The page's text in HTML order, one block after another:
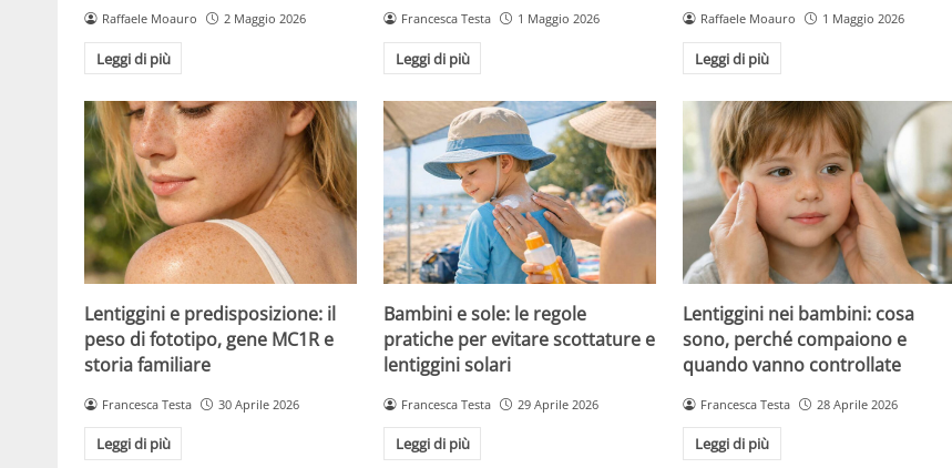
Raffaele Moauro 2 Maggio 2026
Leggi di più
Francesca Testa 1 Maggio 2026
Leggi di più
Raffaele Moauro 1 Maggio 2026
Leggi di più
Lentiggini e predisposizione: il
peso di fototipo, gene MC1R e
storia familiare
Francesca Testa 30 Aprile 2026
Leggi di più
Bambini e sole: le regole
pratiche per evitare scottature e
lentiggini solari
Francesca Testa 29 Aprile 2026
Leggi di più
Lentiggini nei bambini: cosa
sono, perché compaiono e
quando vanno controllate
Francesca Testa 28 Aprile 2026
Leggi di più